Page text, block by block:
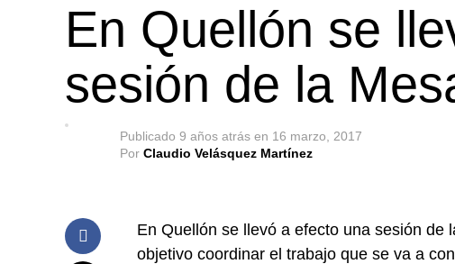
En Quellón se
sesión de la
Publicado 9 años atrás en 16 marzo, 2017
Por Claudio Velásquez Martínez
En Quellón se llevó a efecto una sesión de
objetivo coordinar el trabajo que se va a